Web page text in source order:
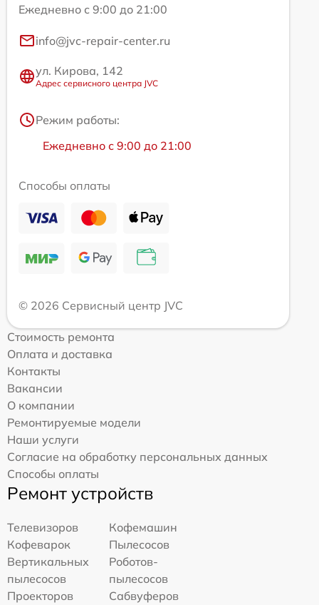
Ежедневно с 9:00 до 21:00
info@jvc-repair-center.ru
ул. Кирова, 142
Адрес сервисного центра JVC
Режим работы:
Ежедневно с 9:00 до 21:00
Способы оплаты
© 2026 Сервисный центр JVC
Стоимость ремонта
Оплата и доставка
Контакты
Вакансии
О компании
Ремонтируемые модели
Наши услуги
Согласие на обработку персональных данных
Способы оплаты
Ремонт устройств
Телевизоров
Кофемашин
Кофеварок
Пылесосов
Вертикальных
пылесосов
Роботов-
пылесосов
Проекторов
Сабвуферов